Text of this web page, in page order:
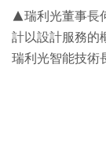
▲瑞利光董事長
計以設計服務的
瑞利光智能技術